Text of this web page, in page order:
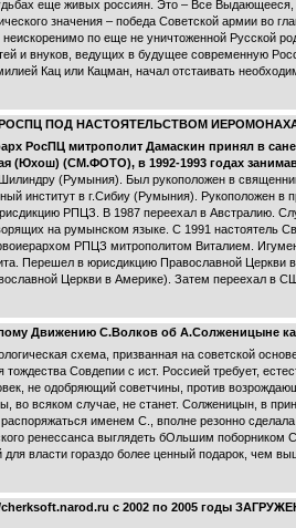
еще живых россиян. Это – Все
значения – победа Советской армии во
по еще не уничтоженной Русской
и внуков, ведущих в будущее современную
Кац или Кацман, начал отстаивать
ПОД НАСТОЯТЕЛЬСТВОМ
РосПЦ митрополит Дамаскин принял в
(Юхош) (СМ.ФОТО), в 1992-1993 годах
(Румыния). Был рукоположен в
институт в г.Сибиу (Румыния). Рукоположен
РПЦЗ. В 1987 переехал в Австралию.
на румынском языке. С 1991 настоятель
РПЦЗ митрополитом Виталием.
Перешел в юрисдикцию Православной Церкви
Церкви в Америке). Затем переехал в
Движению С.Волков об А.Солженицыне
схема, призванная на советской
Совдепии с ист. Россией требует,
не одобряющий советчины, против
во всяком случае, не станет. Солженицын, в
именем С., вполне резонно
ренессанса выглядеть бОльшим
власти гораздо более ценный подарок, чем
с 2002 по 2005 годы